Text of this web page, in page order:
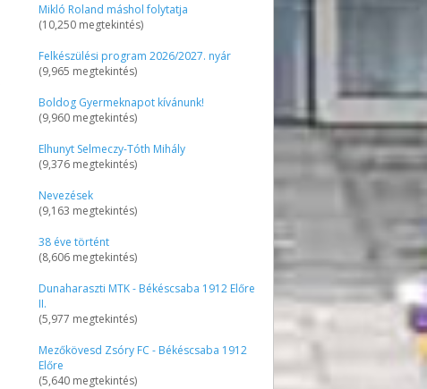
Mikló Roland máshol folytatja
(10,250 megtekintés)
Felkészülési program 2026/2027. nyár
(9,965 megtekintés)
Boldog Gyermeknapot kívánunk!
(9,960 megtekintés)
Elhunyt Selmeczy-Tóth Mihály
(9,376 megtekintés)
Nevezések
(9,163 megtekintés)
38 éve történt
(8,606 megtekintés)
Dunaharaszti MTK - Békéscsaba 1912 Előre
II.
(5,977 megtekintés)
Mezőkövesd Zsóry FC - Békéscsaba 1912
Előre
(5,640 megtekintés)